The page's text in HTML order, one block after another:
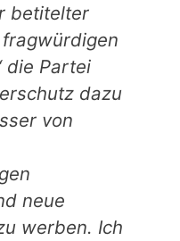
betitelter
die Partei
dazu
von
neue
werben. Ich